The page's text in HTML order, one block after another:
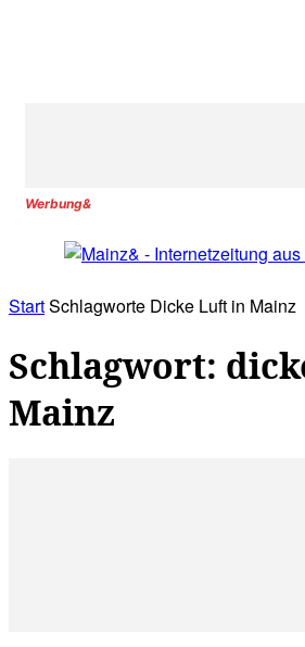
Werbung&
StartSchlagworte Dicke Luft in Mainz
Schlagwort:
Mainz